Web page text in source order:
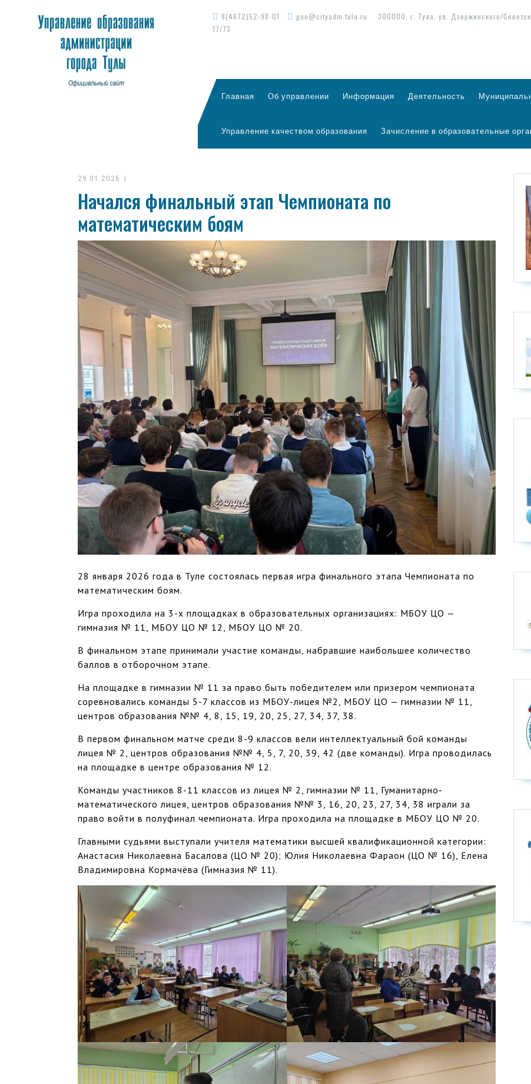
8(4872)52-98-01 guo@cityadm.tula.ru
300000, г. Тула, ул. Дзержинского/
17/73
Главная Об управлении Информация Деятельность
Управление качеством образования Зачисление в образовательные
29.01.2026
Начался финальный этап Чемпионата по
математическим боям
28 января 2026 года в Туле состоялась первая игра финального этапа Чемпионата по
математическим боям.
Игра проходила на 3-х площадках в образовательных организациях: МБОУ ЦО —
гимназия № 11, МБОУ ЦО № 12, МБОУ ЦО № 20.
В финальном этапе принимали участие команды, набравшие наибольшее количество
баллов в отборочном этапе.
На площадке в гимназии № 11 за право быть победителем или призером чемпионата
соревновались команды 5-7 классов из МБОУ-лицея №2, МБОУ ЦО — гимназии № 11,
центров образования №№ 4, 8, 15, 19, 20, 25, 27, 34, 37, 38.
В первом финальном матче среди 8-9 классов вели интеллектуальный бой команды
лицея № 2, центров образования №№ 4, 5, 7, 20, 39, 42 (две команды). Игра проводилась
на площадке в центре образования № 12.
Команды участников 8-11 классов из лицея № 2, гимназии № 11, Гуманитарно-
математического лицея, центров образования №№ 3, 16, 20, 23, 27, 34, 38 играли за
право войти в полуфинал чемпионата. Игра проходила на площадке в МБОУ ЦО № 20.
Главными судьями выступали учителя математики высшей квалификационной категории:
Анастасия Николаевна Басалова (ЦО № 20); Юлия Николаевна Фараон (ЦО № 16), Елена
Владимировна Кормачёва (Гимназия № 11).